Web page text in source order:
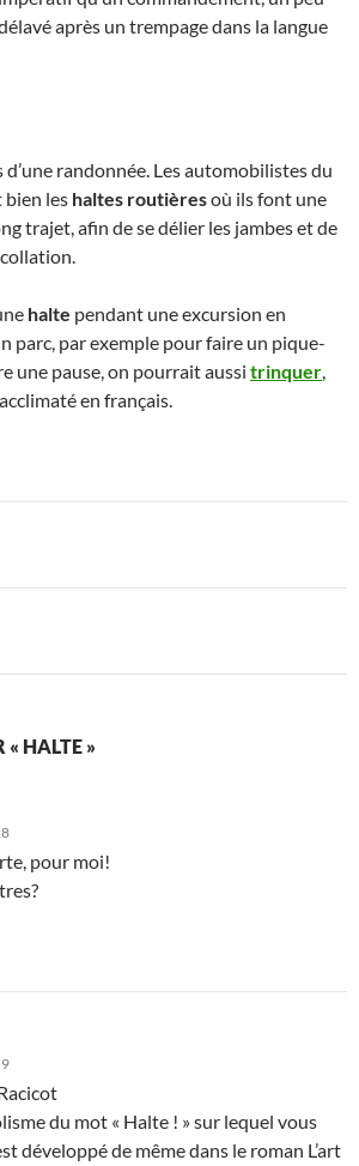
après un trempage dans la langue
d’une randonnée. Les automobilistes du
bien les haltes routièresoù ils font une
trajet, afin de se délier les jambes et de
halte pendant une excursion en
parc, par exemple pour faire un pique-
une pause, on pourrait aussi trinquer,
en français.
« HALTE »
pour moi!
du mot « Halte ! » sur lequel vous
développé de même dans le roman L’art